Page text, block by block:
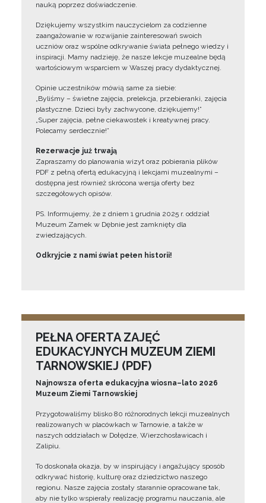
nauką poprzez doświadczenie.
Dziękujemy wszystkim nauczycielom za codzienne
zaangażowanie w rozwijanie zainteresowań swoich
uczniów oraz wspólne odkrywanie świata pełnego wiedzy i
inspiracji. Mamy nadzieję, że nasze lekcje muzealne będą
wartościowym wsparciem w Waszej pracy dydaktycznej.
Opinie uczestników mówią same za siebie:
„Byliśmy – świetne zajęcia, prelekcja, przebieranki, zajęcia
plastyczne. Dzieci były zachwycone, dziękujemy!”
„Super zajęcia, pełne ciekawostek i kreatywnej pracy.
Polecamy serdecznie!”
Rezerwacje już trwają
Zapraszamy do planowania wizyt oraz pobierania plików
PDF z pełną ofertą edukacyjną i lekcjami muzealnymi –
dostępna jest również skrócona wersja oferty bez
szczegółowych opisów.
PS. Informujemy, że z dniem 1 grudnia 2025 r. oddział
Muzeum Zamek w Dębnie jest zamknięty dla
zwiedzających.
Odkryjcie z nami świat pełen historii!
PEŁNA OFERTA ZAJĘĆ
EDUKACYJNYCH MUZEUM ZIEMI
TARNOWSKIEJ (PDF)
Najnowsza oferta edukacyjna wiosna–lato 2026
Muzeum Ziemi Tarnowskiej
Przygotowaliśmy blisko 80 różnorodnych lekcji muzealnych
realizowanych w placówkach w Tarnowie, a także w
naszych oddziałach w Dołędze, Wierzchosławicach i
Zalipiu.
To doskonała okazja, by w inspirujący i angażujący sposób
odkrywać historię, kulturę oraz dziedzictwo naszego
regionu. Nasze zajęcia zostały starannie opracowane tak,
aby nie tylko wspierały realizację programu nauczania, ale